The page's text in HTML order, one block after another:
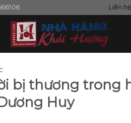
Liên
bị thương trong
Huy